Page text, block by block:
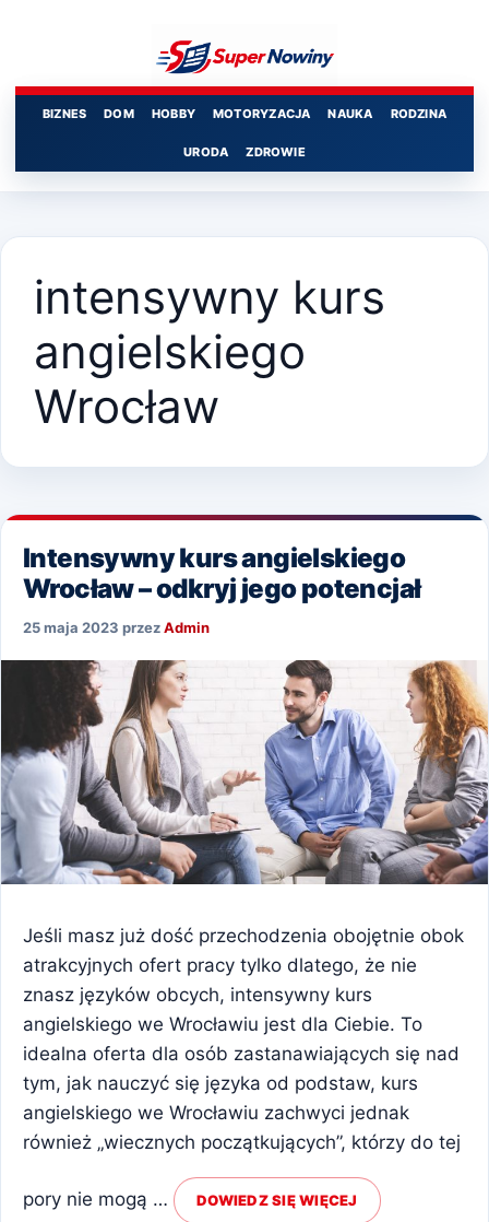
BIZNES DOM HOBBY MOTORYZACJA NAUKA RODZINA
URODA ZDROWIE
intensywny kurs
angielskiego
Wrocław
Intensywny kurs angielskiego
Wrocław – odkryj jego potencjał
25 maja 2023 przezAdmin
Jeśli masz już dość przechodzenia obojętnie obok
atrakcyjnych ofert pracy tylko dlatego, że nie
znasz języków obcych, intensywny kurs
angielskiego we Wrocławiu jest dla Ciebie. To
idealna oferta dla osób zastanawiających się nad
tym, jak nauczyć się języka od podstaw, kurs
angielskiego we Wrocławiu zachwyci jednak
również „wiecznych początkujących”, którzy do tej
pory nie mogą … DOWIEDZ SIĘ WIĘCEJ